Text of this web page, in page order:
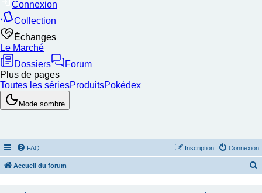
FAQ Connexion
Inscription
Accueil du forum